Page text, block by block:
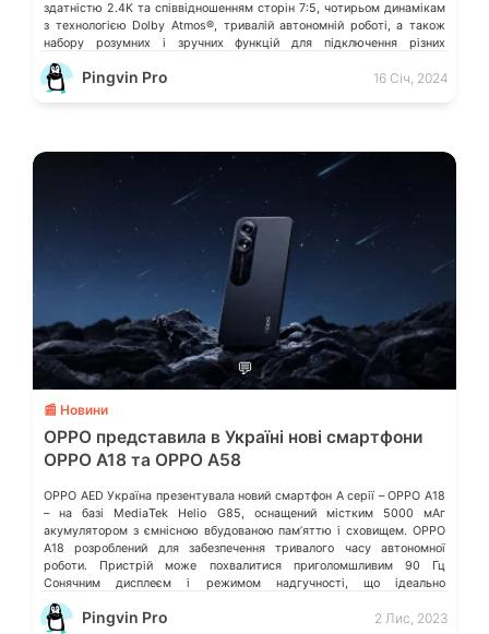
здатністю 2.4K та співвідношенням сторін 7:5, чотирьом динамікам
з технологією Dolby Atmos®, тривалій автономній роботі, а також
набору розумних і зручних функцій для підключення різних
пристроїв, OPPO Pad […]
Pingvin Pro 16 Січ, 2024
💬
📰 Новини
OPPO представила в Україні нові смартфони
OPPO A18 та OPPO A58
OPPO AED Україна презентувала новий смартфон A серії – OPPO A18
– на базі MediaTek Helio G85, оснащений містким 5000 мАг
акумулятором з ємнісною вбудованою пам’яттю і сховищем. OPPO
A18 розроблений для забезпечення тривалого часу автономної
роботи. Пристрій може похвалитися приголомшливим 90 Гц
Сонячним дисплеєм і режимом надгучності, що ідеально
поєднуються для забезпечення виняткового користувацького […]
Pingvin Pro 2 Лис, 2023